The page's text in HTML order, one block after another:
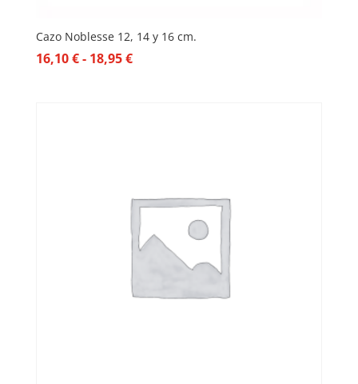
Cazo Noblesse 12, 14 y 16 cm.
16,10€- 18,95€Rango